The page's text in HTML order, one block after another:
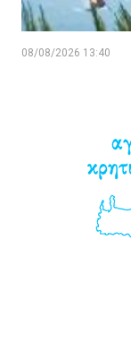
08/08/2026 13:40